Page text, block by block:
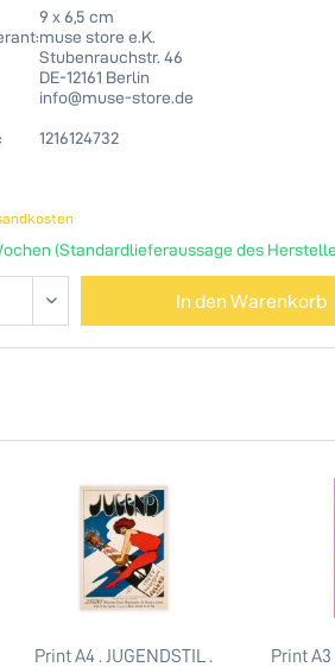
9 x 6,5 cm
muse store e.K.
Stubenrauchstr. 46
DE-12161 Berlin
info@muse-store.de
1216124732
(Standardlieferaussage des
In den Warenkorb
Print A4 . JUGENDSTIL .
Print A3